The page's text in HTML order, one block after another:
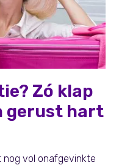
Zó klap
gerust hart
nog vol onafgevinkte